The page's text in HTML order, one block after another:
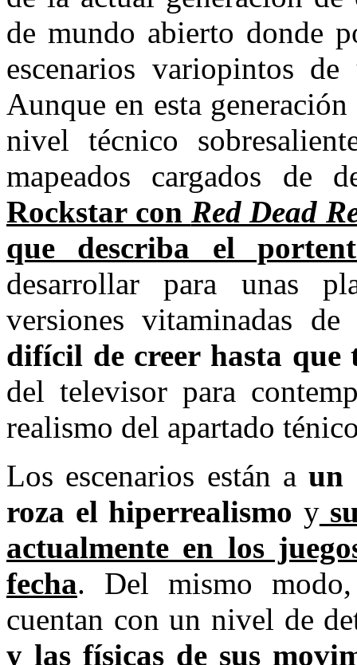
de mundo abierto donde
escenarios variopintos de
Aunque en esta
nivel técnico
mapeados cargados de
Rockstar con Red Dead
que describa el
desarrollar para unas
versiones vitaminadas
difícil de creer hasta que
del televisor para
realismo del apartado
Los escenarios están aun
roza el hiperrealismo y
actualmente en los
fecha. Del mismo
cuentan con un nivel de
y las físicas de sus